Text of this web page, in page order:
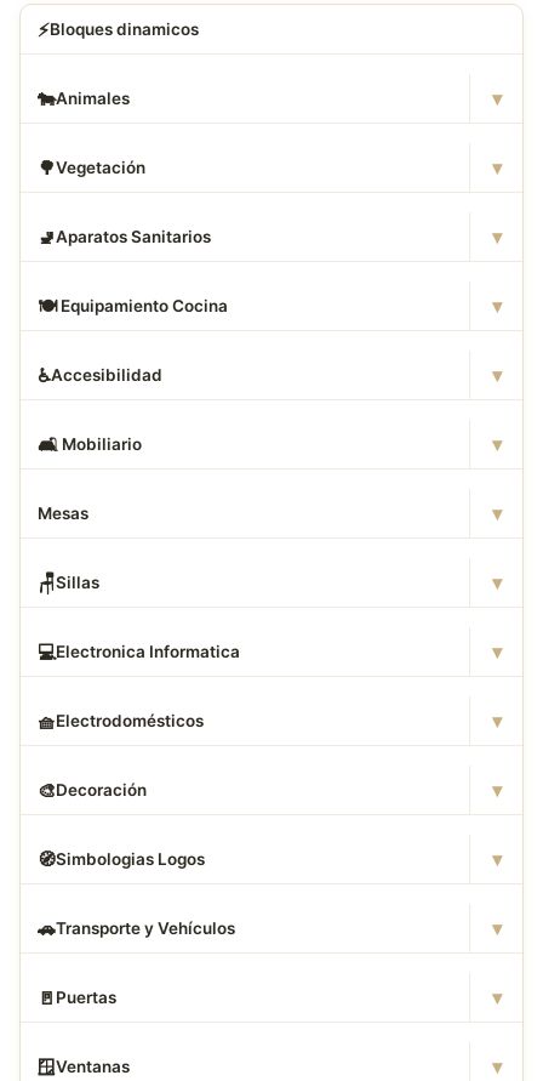
⚡Bloques dinamicos
🐄Animales ▾
🌳Vegetación ▾
🚽Aparatos Sanitarios ▾
🍽️ Equipamiento Cocina ▾
♿Accesibilidad ▾
🛋 ️ Mobiliario ▾
Mesas ▾
🪑Sillas ▾
💻Electronica Informatica ▾
🧺Electrodomésticos ▾
🎨Decoración ▾
🧭Simbologias Logos ▾
🚗Transporte y Vehículos ▾
🚪 Puertas ▾
🪟Ventanas ▾